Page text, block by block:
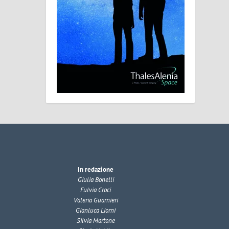
In redazione
Giulia Bonelli
Fulvia Croci
Valeria Guarnieri
Gianluca Liorni
Silvia Martone